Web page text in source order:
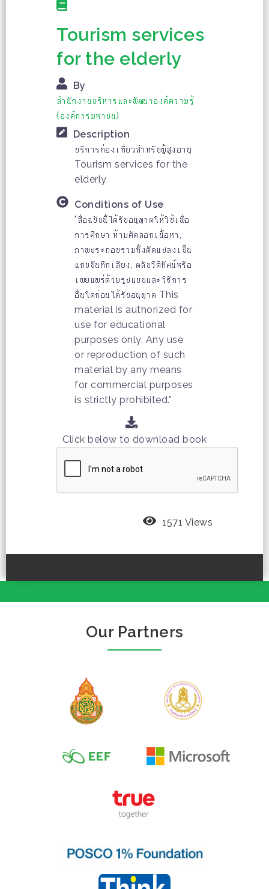
Tourism services
for the elderly
By
สำนักงานบริหารและพัฒนาองค์ความรู้
(องค์การมหาชน)
Description
บริการท่องเที่ยวสำหรับผู้สูงอายุ
Tourism services for the
elderly
Conditions of Use
"สื่อฉบับนี้ได้รับอนุญาตให้ใช้เพื่อ
การศึกษา ห้ามคัดลอกเนื้อหา,
ภาพประกอบรวมทั้งดัดแปลงเป็น
แถบบันทึกเสียง, ตลับวีดิทัศน์หรือ
เผยแพร่ด้วยรูปแบบและวิธีการ
อื่นใดก่อนได้รับอนุญาต This
material is authorized for
use for educational
purposes only. Any use
or reproduction of such
material by any means
for commercial purposes
is strictly prohibited."
Click below to download book
1571 Views
Our Partners